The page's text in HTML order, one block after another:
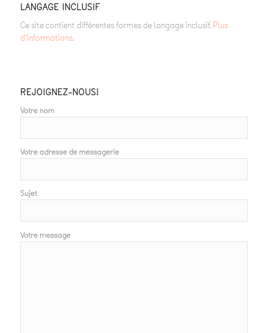
LANGAGE INCLUSIF
Ce site contient différentes formes de langage inclusif. Plus
d’informations.
REJOIGNEZ-NOUS!
Votre nom
Votre adresse de messagerie
Sujet
Votre message